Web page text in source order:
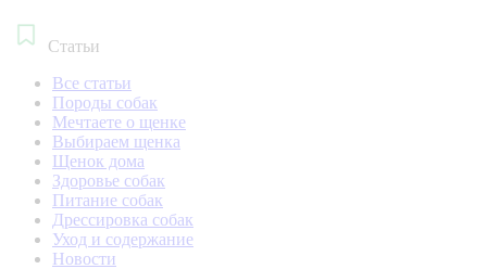
Статьи
Все статьи
Породы собак
Мечтаете о щенке
Выбираем щенка
Щенок дома
Здоровье собак
Питание собак
Дрессировка собак
Уход и содержание
Новости